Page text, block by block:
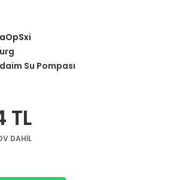
Su Pompası
TL
DAHİL